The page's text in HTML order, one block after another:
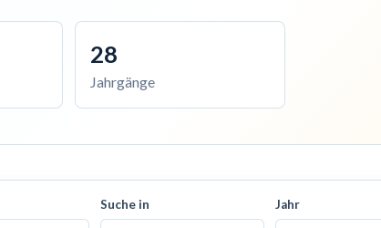
28
Jahrgänge
Suche in Jahr